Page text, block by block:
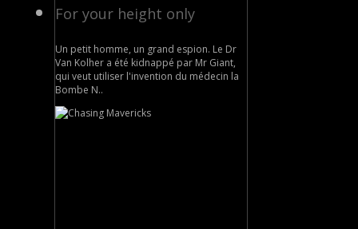
For your height only
Un petit homme, un grand espion. Le Dr
Van Kolher a été kidnappé par Mr Giant,
qui veut utiliser l'invention du médecin la
Bombe N..